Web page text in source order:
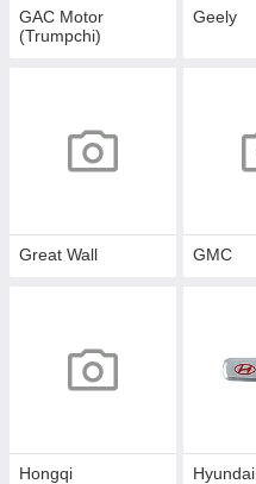
GAC Motor
(Trumpchi)
Geely
Great Wall GMC
Hongqi Hyundai